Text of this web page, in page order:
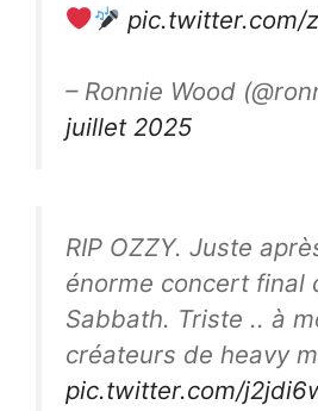
pic.twitter.com/
– Ronnie Wood
juillet 2025
RIP OZZY. Juste
énorme concert final
Sabbath. Triste .. à
créateurs de heavy
pic.twitter.com/